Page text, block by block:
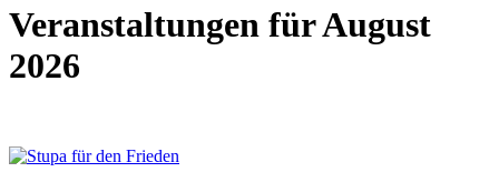
Veranstaltungen für August
2026